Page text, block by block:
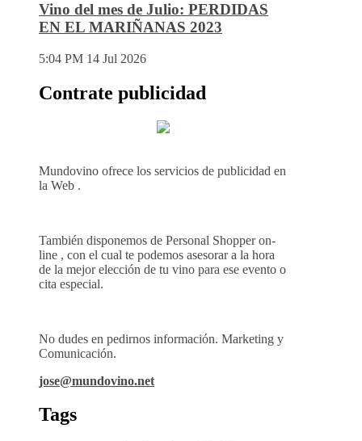
Vino del mes de Julio: PERDIDAS
EN EL MARIÑANAS 2023
5:04 PM 14 Jul 2026
Contrate publicidad
Mundovino ofrece los servicios de publicidad en
la Web .
También disponemos de Personal Shopper on-
line , con el cual te podemos asesorar a la hora
de la mejor elección de tu vino para ese evento o
cita especial.
No dudes en pedirnos información. Marketing y
Comunicación.
jose@mundovino.net
Tags